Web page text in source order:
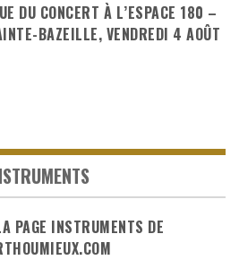
DU CONCERT À L’ESPACE 180 –
BAZEILLE, VENDREDI 4 AOÛT
PAGE INSTRUMENTS DE